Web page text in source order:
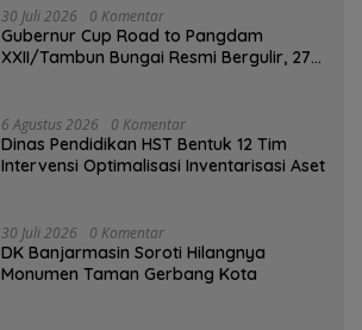
30 Juli 2026 0 Komentar
Gubernur Cup Road to Pangdam
XXII/Tambun Bungai Resmi Bergulir, 27
6 Agustus 2026 0 Komentar
Dinas Pendidikan HST Bentuk 12 Tim
Intervensi Optimalisasi Inventarisasi Aset
30 Juli 2026 0 Komentar
DK Banjarmasin Soroti Hilangnya
Monumen Taman Gerbang Kota